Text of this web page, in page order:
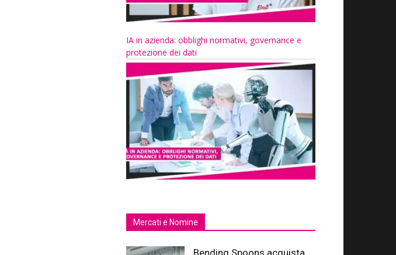
IA in azienda: obblighi normativi, governance e
protezione dei dati
Mercati e Nomine